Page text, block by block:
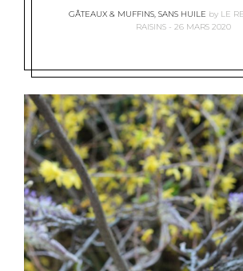
GÂTEAUX & MUFFINS, SANS HUILE by LE
RAISINS
26 MARS 2020